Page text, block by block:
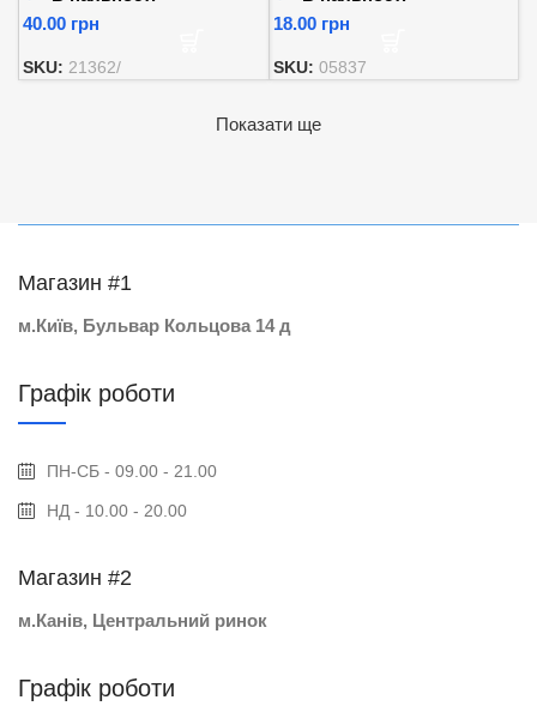
грн
SKU: 21362/
грн
SKU: 05837
Показати ще
Магазин #1
м.Київ, Бульвар Кольцова 14 д
Графік роботи
ПН-СБ - 09.00 - 21.00
НД - 10.00 - 20.00
Магазин #2
м.Канів, Центральний ринок
Графік роботи